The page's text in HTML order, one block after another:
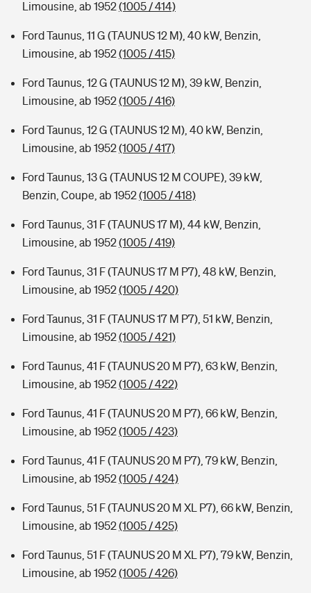
Limousine, ab 1952(1005 / 414)
Ford Taunus, 11 G (TAUNUS 12 M), 40 kW, Benzin,
Limousine, ab 1952(1005 / 415)
Ford Taunus, 12 G (TAUNUS 12 M), 39 kW, Benzin,
Limousine, ab 1952(1005 / 416)
Ford Taunus, 12 G (TAUNUS 12 M), 40 kW, Benzin,
Limousine, ab 1952(1005 / 417)
Ford Taunus, 13 G (TAUNUS 12 M COUPE), 39 kW,
Benzin, Coupe, ab 1952(1005 / 418)
Ford Taunus, 31 F (TAUNUS 17 M), 44 kW, Benzin,
Limousine, ab 1952(1005 / 419)
Ford Taunus, 31 F (TAUNUS 17 M P7), 48 kW, Benzin,
Limousine, ab 1952(1005 / 420)
Ford Taunus, 31 F (TAUNUS 17 M P7), 51 kW, Benzin,
Limousine, ab 1952(1005 / 421)
Ford Taunus, 41 F (TAUNUS 20 M P7), 63 kW, Benzin,
Limousine, ab 1952(1005 / 422)
Ford Taunus, 41 F (TAUNUS 20 M P7), 66 kW, Benzin,
Limousine, ab 1952(1005 / 423)
Ford Taunus, 41 F (TAUNUS 20 M P7), 79 kW, Benzin,
Limousine, ab 1952(1005 / 424)
Ford Taunus, 51 F (TAUNUS 20 M XL P7), 66 kW, Benzin,
Limousine, ab 1952(1005 / 425)
Ford Taunus, 51 F (TAUNUS 20 M XL P7), 79 kW, Benzin,
Limousine, ab 1952(1005 / 426)